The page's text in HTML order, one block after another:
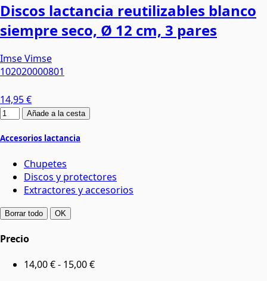
Discos lactancia reutilizables blanco
siempre seco, Ø 12 cm, 3 pares
Imse Vimse
102020000801
14,95 €
Añade a la cesta
Accesorios lactancia
Chupetes
Discos y protectores
Extractores y accesorios
Borrar todo OK
Precio
14,00 € - 15,00 €